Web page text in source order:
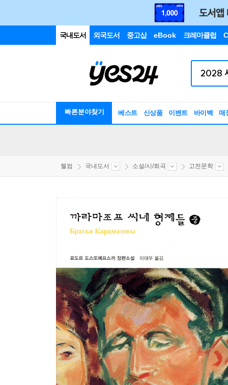
국내도서 외국도서 중고샵 eBook 크레마클럽
빠른분야찾기 베스트 신상품 이벤트 바이백 매
웰컴 국내도서 소설/시/희곡 고전문학